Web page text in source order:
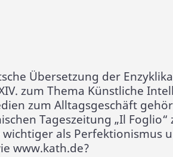
Übersetzung der
zum Thema Künstliche
zum Alltagsgeschäft
Tageszeitung „Il
als Perfektionismus
www.kath.de?